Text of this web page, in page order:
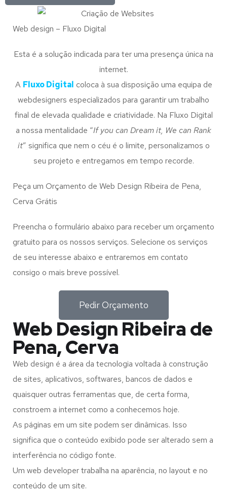
Web design – Fluxo Digital
Esta é a solução indicada para ter uma presença única na
internet.
A Fluxo Digital coloca à sua disposição uma equipa de
webdesigners especializados para garantir um trabalho
final de elevada qualidade e criatividade. Na Fluxo Digital
a nossa mentalidade “If you can Dream it, We can Rank
it” significa que nem o céu é o limite, personalizamos o
seu projeto e entregamos em tempo recorde.
Peça um Orçamento de Web Design Ribeira de Pena,
Cerva Grátis
Preencha o formulário abaixo para receber um orçamento
gratuito para os nossos serviços. Selecione os serviços
de seu interesse abaixo e entraremos em contato
consigo o mais breve possível.
Pedir Orçamento
Web Design Ribeira de
Pena, Cerva
Web design é a área da tecnologia voltada à construção
de sites, aplicativos, softwares, bancos de dados e
quaisquer outras ferramentas que, de certa forma,
constroem a internet como a conhecemos hoje.
As páginas em um site podem ser dinâmicas. Isso
significa que o conteúdo exibido pode ser alterado sem a
interferência no código fonte.
Um web developer trabalha na aparência, no layout e no
conteúdo de um site.